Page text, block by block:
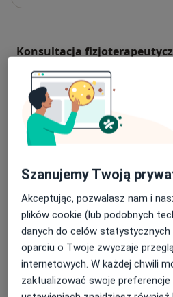
Konsultacja
Od 200 zł
Szczegóły
Umów
USG stawów
370 zł - 530 zł
SzczegółyUSG
Umów
Fizjoterapia
200 zł
Szczegółyfizjoterapia
Szanujemy Twoją
Akceptując, pozwalasz nam i
plików cookie (lub podobnych
danych do celów
oparciu o Twoje zwyczaje
internetowych. W każdej chwili
zaktualizować swoje preferencje